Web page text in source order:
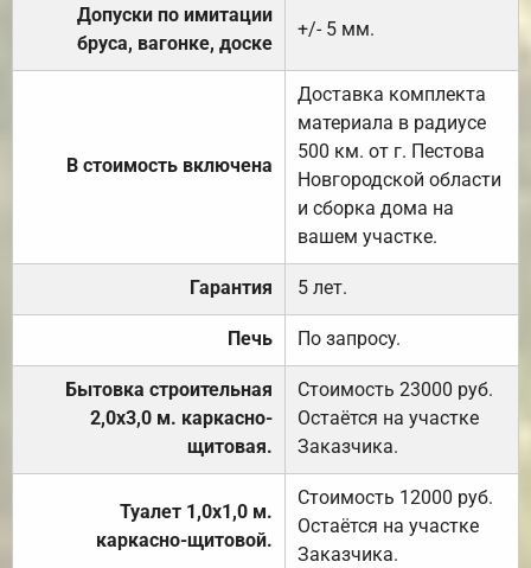
Допуски по имитации
бруса, вагонке, доске
+/- 5 мм.
В стоимость включена
Доставка комплекта
материала в радиусе
500 км. от г. Пестова
Новгородской области
и сборка дома на
вашем участке.
Гарантия 5 лет.
Печь По запросу.
Бытовка строительная
2,0х3,0 м. каркасно-
щитовая.
Стоимость 23000 руб.
Остаётся на участке
Заказчика.
Туалет 1,0х1,0 м.
каркасно-щитовой.
Стоимость 12000 руб.
Остаётся на участке
Заказчика.